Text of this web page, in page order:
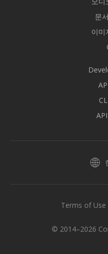
문
이미
© 2014–2026
Terms of Use